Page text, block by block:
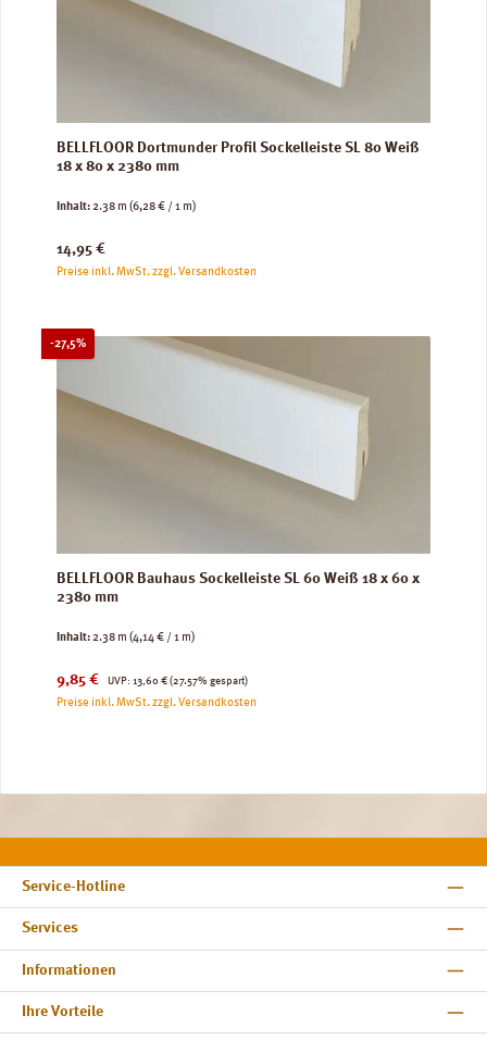
BELLFLOOR Dortmunder Profil Sockelleiste SL 80 Weiß
18 x 80 x 2380 mm
Inhalt:2.38 m (6,28 € / 1 m)
Regulärer Preis:
14,95 €
Preise inkl. MwSt. zzgl. Versandkosten
-27,5%Rabatt
BELLFLOOR Bauhaus Sockelleiste SL 60 Weiß 18 x 60 x
2380 mm
Inhalt:2.38 m (4,14 € / 1 m)
Verkaufspreis:
9,85 € UVP:
Regulärer Preis:
13,60 € (27.57% gespart)
Preise inkl. MwSt. zzgl. Versandkosten
Service-Hotline
Services
Informationen
Ihre Vorteile